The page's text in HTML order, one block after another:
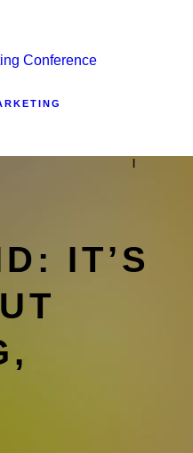
Conference
|
IT’S